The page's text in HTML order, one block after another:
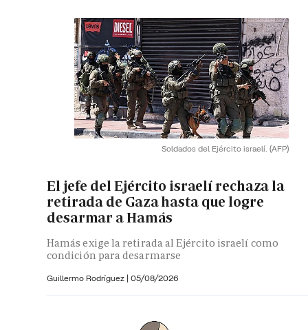
Soldados del Ejército israelí. (AFP)
El jefe del Ejército israelí rechaza la
retirada de Gaza hasta que logre
desarmar a Hamás
Hamás exige la retirada al Ejército israelí como
condición para desarmarse
Guillermo Rodríguez | 05/08/2026